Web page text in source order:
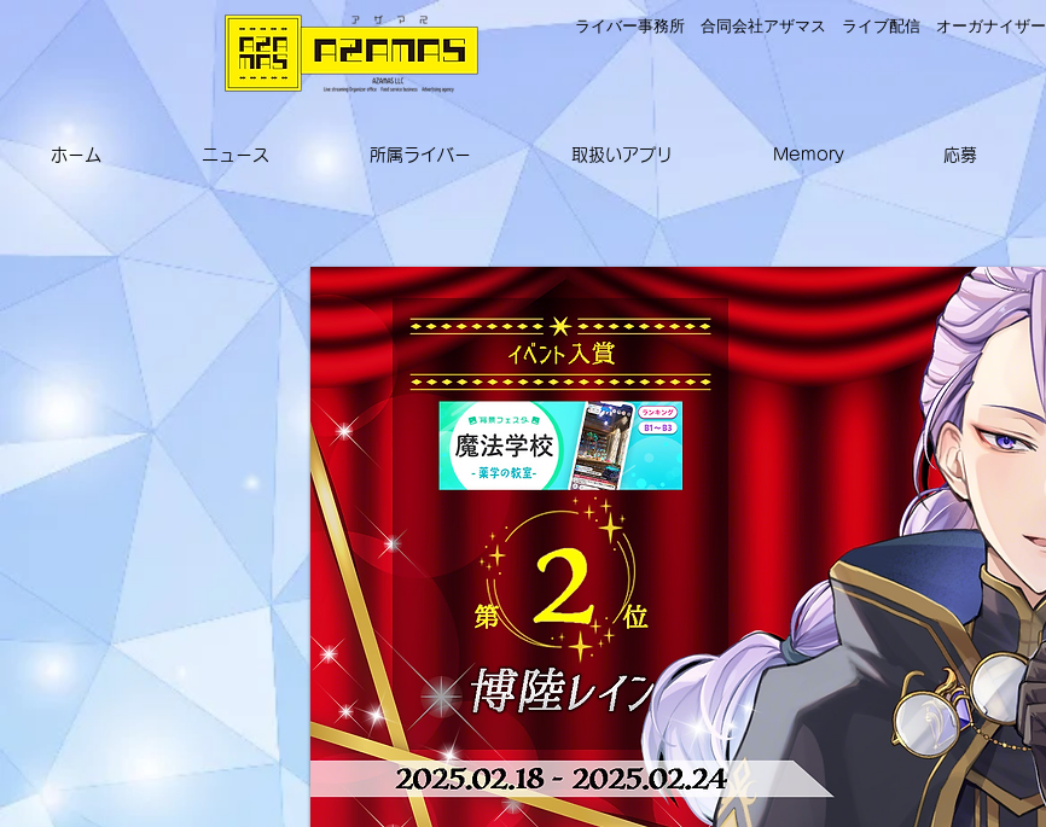
ライバー事務所 合同会社アザマス ライブ配信オーガナイザー
ホーム ニュース 所属ライバー 取扱いアプリ Memory 応募